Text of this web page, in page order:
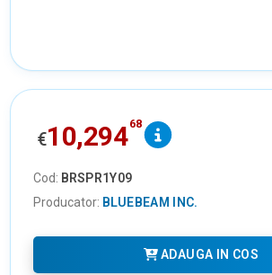
€10,294 68
Cod: BRSPR1Y09
Producator: BLUEBEAM INC.
ADAUGA IN COS